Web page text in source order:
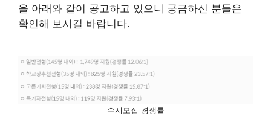
을 아래와 같이 공고하고 있으니 궁금하신 분들은
확인해 보시길 바랍니다.
수시모집 경쟁률